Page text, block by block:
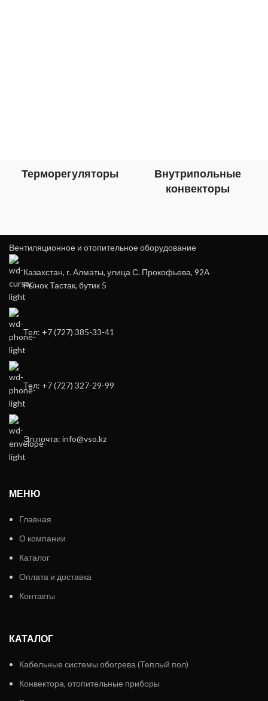
Терморегуляторы
Внутрипольные
конвекторы
Вентиляционное и отопительное оборудование
Казахстан, г. Алматы, улица С. Прокофьева, 92А
Рынок Тастак, бутик 5
Тел: +7 (727) 385-33-41
Тел: +7 (727) 327-29-99
Эл.почта: info@vso.kz
МЕНЮ
Главная
О компании
Каталог
Оплата и доставка
Контакты
КАТАЛОГ
Кабельные системы обогрева (Теплый пол)
Конвектора, отопительные приборы